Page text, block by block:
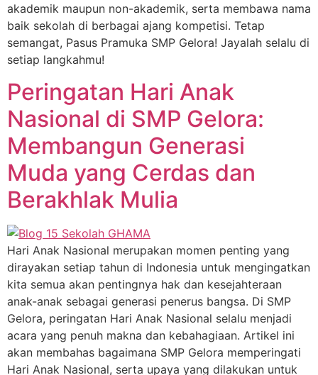
akademik maupun non-akademik, serta membawa nama
baik sekolah di berbagai ajang kompetisi. Tetap
semangat, Pasus Pramuka SMP Gelora! Jayalah selalu di
setiap langkahmu!
Peringatan Hari Anak
Nasional di SMP Gelora:
Membangun Generasi
Muda yang Cerdas dan
Berakhlak Mulia
Hari Anak Nasional merupakan momen penting yang
dirayakan setiap tahun di Indonesia untuk mengingatkan
kita semua akan pentingnya hak dan kesejahteraan
anak-anak sebagai generasi penerus bangsa. Di SMP
Gelora, peringatan Hari Anak Nasional selalu menjadi
acara yang penuh makna dan kebahagiaan. Artikel ini
akan membahas bagaimana SMP Gelora memperingati
Hari Anak Nasional, serta upaya yang dilakukan untuk